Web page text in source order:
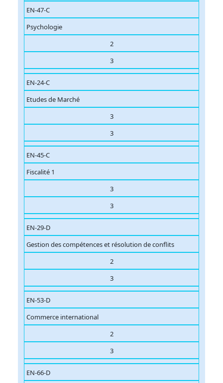
EN-47-C
Psychologie
2
3
EN-24-C
Etudes de Marché
3
3
EN-45-C
Fiscalité 1
3
3
EN-29-D
Gestion des compétences et résolution de conflits
2
3
EN-53-D
Commerce international
2
3
EN-66-D